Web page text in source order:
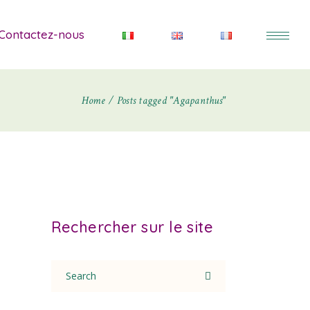
nous
Home Posts tagged "Agapanthus"
Rechercher sur le site
for: